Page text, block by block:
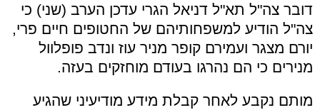
דובר צה"ל תא"ל דניאל הגרי עדכן הערב (שני) כי
צה"ל הודיע למשפחותיהם של החטופים חיים פרי,
יורם מצגר ועמירם קופר מניר עוז ונדב פופלוול
מנירים כי הם נהרגו בעודם מוחזקים בעזה.
מותם נקבע לאחר קבלת מידע מודיעיני שהגיע